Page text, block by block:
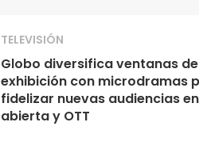
TELEVISIÓN
Globo diversifica ventanas de
exhibición con microdramas
fidelizar nuevas audiencias
abierta y OTT